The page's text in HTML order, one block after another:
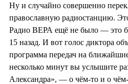
Ну и случайно совершенно
православную радиостанцию.
Радио ВЕРА ещё не было — это
15 назад. И вот голос диктора
программа передач на
несколько минут вы услышите
Александра», — о чём-то и о